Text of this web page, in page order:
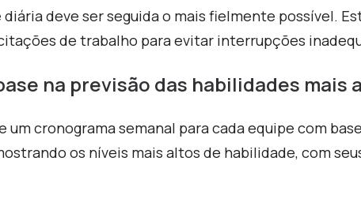
diária deve ser seguida o mais fielmente possível.
de trabalho para evitar interrupções
na previsão das habilidades mais
um cronograma semanal para cada equipe com
os níveis mais altos de habilidade, com